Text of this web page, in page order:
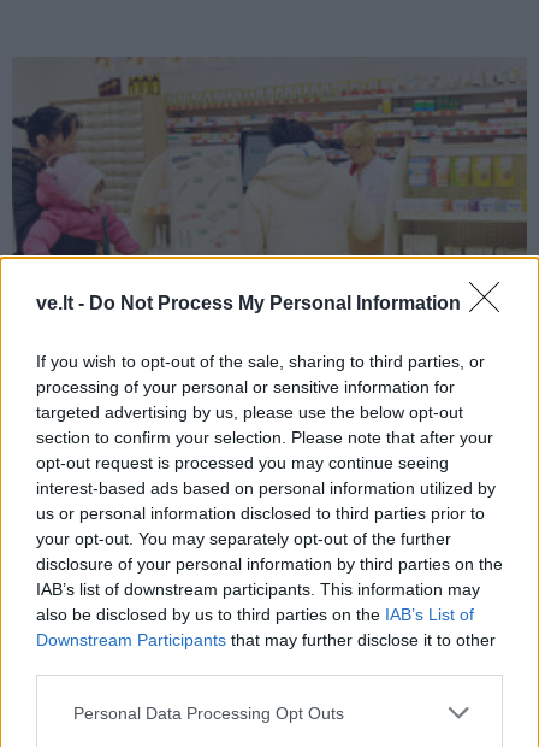
ve.lt - Do Not Process My Personal Information
If you wish to opt-out of the sale, sharing to third parties, or
processing of your personal or sensitive information for
targeted advertising by us, please use the below opt-out
section to confirm your selection. Please note that after your
opt-out request is processed you may continue seeing
interest-based ads based on personal information utilized by
us or personal information disclosed to third parties prior to
your opt-out. You may separately opt-out of the further
disclosure of your personal information by third parties on the
IAB’s list of downstream participants. This information may
also be disclosed by us to third parties on the IAB’s List of
Downstream Participants that may further disclose it to other
Personal Data Processing Opt Outs
Gyvenimas 2026-06-15 15:26
Brangūs ir sunkiai randami. Ar tikrai
Lietuvos vaistinės gyvena vaistų
brangymečio laikais? (1)